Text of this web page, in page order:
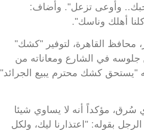
وأوعى تزعل". وأضاف:
أهلك وناسك".
محافظ القاهرة، لتوفير "كشك"
جلوسه في الشارع ومعاناته من
"يستحق كشك محترم يبيع الجرائد"
مبلغ الـ 600 جنيه الذي سُرق، مؤكداً أنه لا يساوي شيئا
بقوله: "اعتذارنا ليك، ولكل